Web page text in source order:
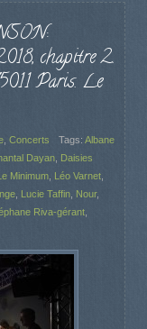
chapitre 2.
Paris. Le
Concerts Tags: Albane
Dayan Daisies
Minimum Léo Varnet
Lucie Taffin Nour,
Riva-gérant